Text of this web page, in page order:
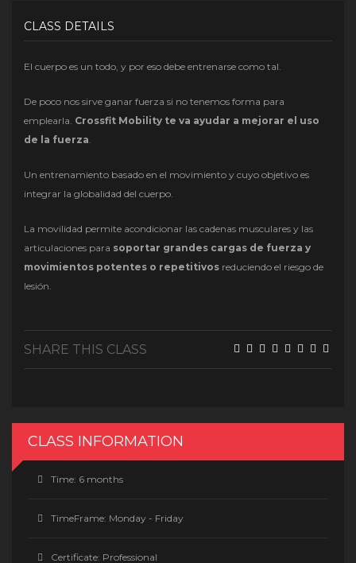
CLASS DETAILS
El cuerpo es un todo, y por eso debe entrenarse como tal.
De poco nos sirve ganar fuerza si no tenemos forma para
emplearla. Crossfit Mobility te va ayudar a mejorar el uso
de la fuerza
Un entrenamiento basado en el movimiento y cuyo objetivo es
integrar la globalidad del cuerpo.
La movilidad permite acondicionar las cadenas musculares y las
articulaciones para soportar grandes cargas de fuerza y
movimientos potentes o repetitivos reduciendo el riesgo de
lesión.
SHARE THIS CLASS
CLASS INFORMATION
Time: 6 months
TimeFrame: Monday - Friday
Certificate: Professional